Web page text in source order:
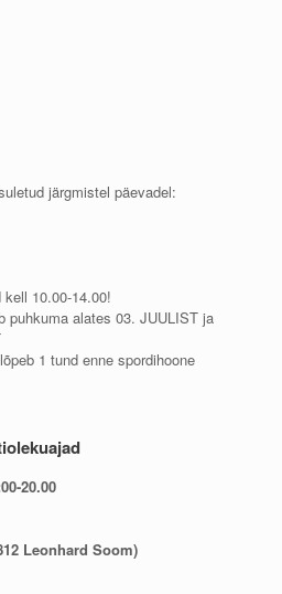
järgmistel päevadel:
10.00-14.00!
puhkuma alates 03. JUULIST ja
1 tund enne spordihoone
20.00
Leonhard Soom)